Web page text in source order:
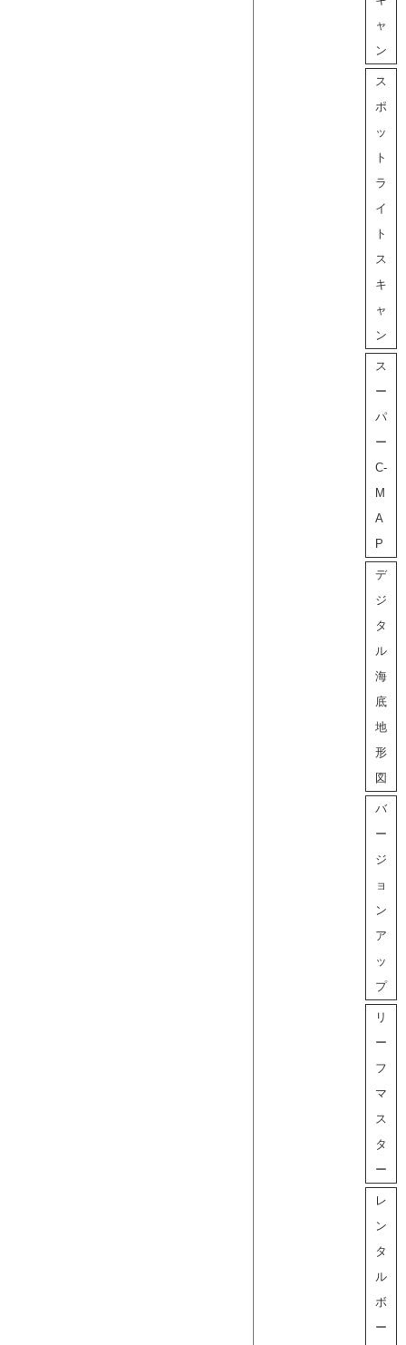
ャ
ン
ス
ポ
ッ
ト
ラ
イ
ト
ス
キ
ャ
ン
ス
ー
パ
ー
C-
M
A
P
デ
ジ
タ
ル
海
底
地
形
図
バ
ー
ジ
ョ
ン
ア
ッ
プ
リ
ー
フ
マ
ス
タ
ー
レ
ン
タ
ル
ボ
ー